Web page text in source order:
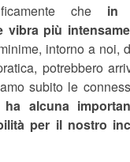
che in
vibra più
intorno a noi,
potrebbero
subito le
alcuna
per il nostro